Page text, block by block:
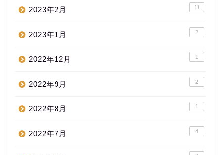
2023年2月 11
2023年1月 2
2022年12月 1
2022年9月 2
2022年8月 1
2022年7月 4